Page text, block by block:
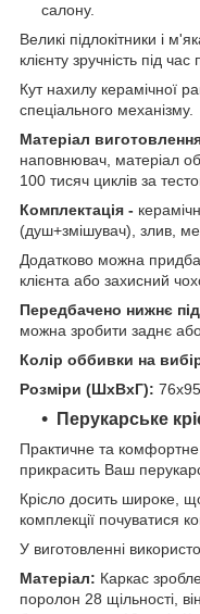
салону.
Великі підлокітники і
клієнту зручність під
Кут нахилу керамічної
спеціального механізму.
Матеріал
наповнювач, матеріал
100 тисяч циклів за
Комплектація -
(душ+змішувач), злив,
Додатково можна
клієнта або захисний
Передбачено нижнє
можна зробити заднє
Колір оббивки на
Розміри (ШхВхГ):
Перукарське
Практичне та комфортне
прикрасить Ваш
Крісло досить широке,
комплекції почуватися
У виготовленні
Матеріал: Каркас
поролон 28 щільності,